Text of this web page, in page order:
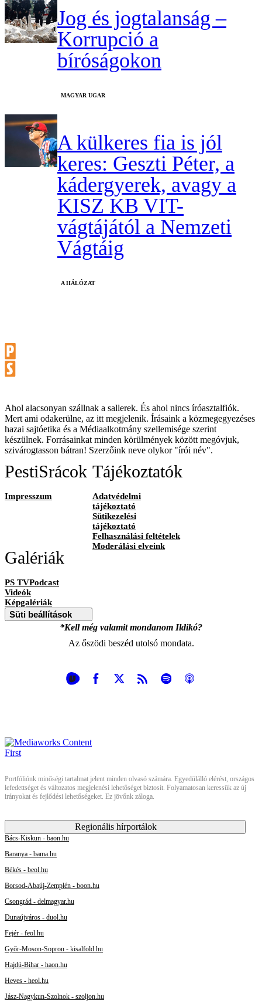
Jog és jogtalanság –
Korrupció a
bíróságokon
MAGYAR UGAR
A külkeres fia is jól
keres: Geszti Péter, a
kádergyerek, avagy a
KISZ KB VIT-
vágtájától a Nemzeti
Vágtáig
A HÁLÓZAT
Ahol alacsonyan szállnak a sallerek. És ahol nincs íróasztalfiók.
Mert ami odakerülne, az itt megjelenik. Írásaink a közmegegyezéses
hazai sajtóetika és a Médiaalkotmány szellemisége szerint
készülnek. Forrásainkat minden körülmények között megóvjuk,
szivárogtasson bátran! Szerzőink neve olykor "írói név".
PestiSrácok
Impresszum
Tájékoztatók
Adatvédelmi
tájékoztató
Sütikezelési
tájékoztató
Felhasználási feltételek
Moderálási elveink
Galériák
PS TVPodcast
Videók
Képgalériák
Süti beállítások
*Kell még valamit mondanom Ildikó?
Az őszödi beszéd utolsó mondata.
Portfóliónk minőségi tartalmat jelent minden olvasó számára. Egyedülálló elérést, országos
lefedettséget és változatos megjelenési lehetőséget biztosít. Folyamatosan keressük az új
irányokat és fejlődési lehetőségeket. Ez jövőnk záloga.
Regionális hírportálok
Bács-Kiskun - baon.hu
Baranya - bama.hu
Békés - beol.hu
Borsod-Abaúj-Zemplén - boon.hu
Csongrád - delmagyar.hu
Dunaújváros - duol.hu
Fejér - feol.hu
Győr-Moson-Sopron - kisalfold.hu
Hajdú-Bihar - haon.hu
Heves - heol.hu
Jász-Nagykun-Szolnok - szoljon.hu